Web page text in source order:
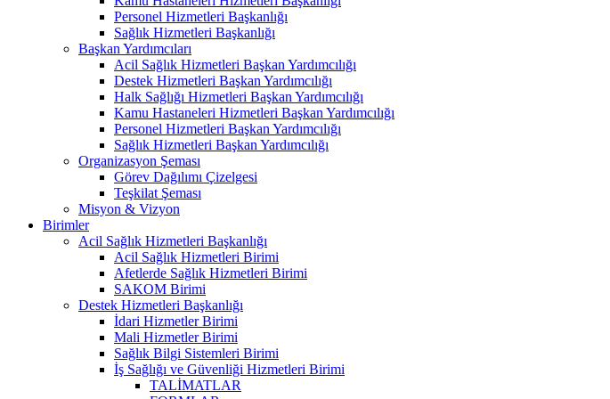
Personel Hizmetleri Başkanlığı
Sağlık Hizmetleri Başkanlığı
Başkan Yardımcıları
Acil Sağlık Hizmetleri Başkan Yardımcılığı
Destek Hizmetleri Başkan Yardımcılığı
Halk Sağlığı Hizmetleri Başkan Yardımcılığı
Kamu Hastaneleri Hizmetleri Başkan Yardımcılığı
Personel Hizmetleri Başkan Yardımcılığı
Sağlık Hizmetleri Başkan Yardımcılığı
Organizasyon Şeması
Görev Dağılımı Çizelgesi
Teşkilat Şeması
Misyon & Vizyon
Birimler
Acil Sağlık Hizmetleri Başkanlığı
Acil Sağlık Hizmetleri Birimi
Afetlerde Sağlık Hizmetleri Birimi
SAKOM Birimi
Destek Hizmetleri Başkanlığı
İdari Hizmetler Birimi
Mali Hizmetler Birimi
Sağlık Bilgi Sistemleri Birimi
İş Sağlığı ve Güvenliği Hizmetleri Birimi
TALİMATLAR